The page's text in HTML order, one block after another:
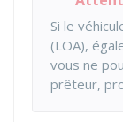
Si le
(LOA),
vous ne
prêteur,